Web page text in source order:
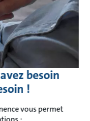
besoin
!
vous permet